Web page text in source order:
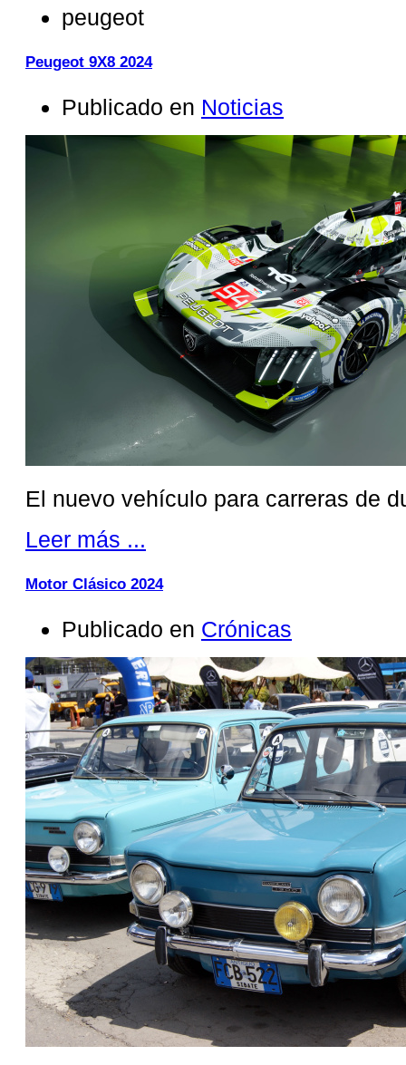
peugeot
Peugeot 9X8 2024
Publicado en Noticias
El nuevo vehículo para carreras de
Leer más ...
Motor Clásico 2024
Publicado en Crónicas